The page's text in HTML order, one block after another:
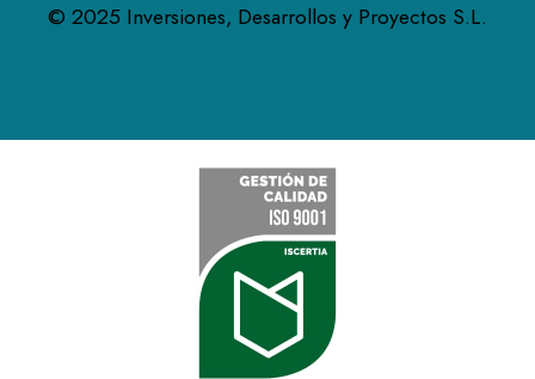
© 2025 Inversiones, Desarrollos y Proyectos S.L.